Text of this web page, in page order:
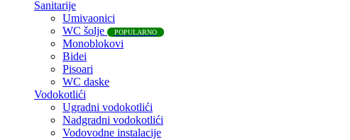
Sanitarije
Umivaonici
WC šolje
POPULARNO
Monoblokovi
Bidei
Pisoari
WC daske
Vodokotlići
Ugradni vodokotlići
Nadgradni vodokotlići
Vodovodne instalacije